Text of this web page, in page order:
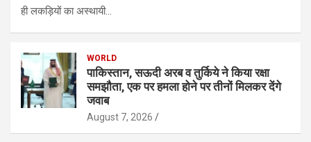
ही लकड़ियों का अस्थायी…
WORLD
पाकिस्तान, सऊदी अरब व तुर्किये ने किया रक्षा
समझौता, एक पर हमला होने पर तीनों मिलकर देंगे
जवाब
August 7, 2026